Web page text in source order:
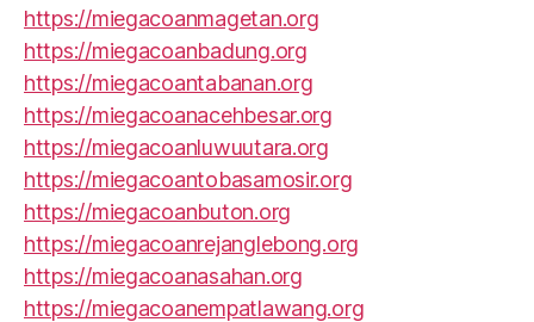
https://miegacoanmagetan.org
https://miegacoanbadung.org
https://miegacoantabanan.org
https://miegacoanacehbesar.org
https://miegacoanluwuutara.org
https://miegacoantobasamosir.org
https://miegacoanbuton.org
https://miegacoanrejanglebong.org
https://miegacoanasahan.org
https://miegacoanempatlawang.org